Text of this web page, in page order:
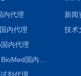
内代理
内代理
内代理
新闻
技术